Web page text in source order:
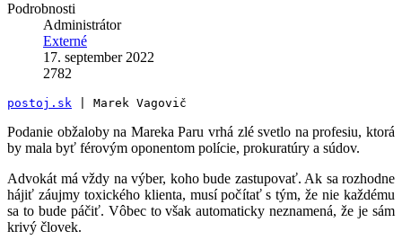
Podrobnosti
Administrátor
Externé
17. september 2022
2782
postoj.sk | Marek Vagovič
Podanie obžaloby na Mareka Paru vrhá zlé svetlo na profesiu, ktorá
by mala byť férovým oponentom polície, prokuratúry a súdov.
Advokát má vždy na výber, koho bude zastupovať. Ak sa rozhodne
hájiť záujmy toxického klienta, musí počítať s tým, že nie každému
sa to bude páčiť. Vôbec to však automaticky neznamená, že je sám
krivý človek.